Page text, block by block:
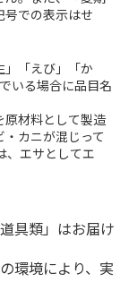
号での表示はせ
」「えび」「か
いる場合に品目名
材料として製造
カニが混じって
、エサとしてエ
具類」はお届け
環境により、実